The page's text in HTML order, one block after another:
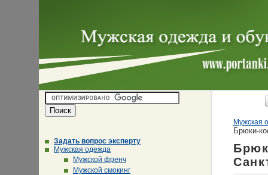
Задать вопрос эксперту
Мужская одежда
Мужской френч
Мужской смокинг
Мужская
Брюки-